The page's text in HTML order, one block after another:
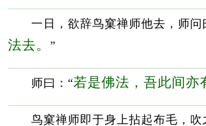
一日，欲辞鸟窠禅师他去，师问
法去。 ”
师曰：“若是佛法，吾此间亦
鸟窠禅师即于身上拈起布毛，吹